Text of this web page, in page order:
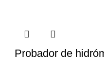
Probador de